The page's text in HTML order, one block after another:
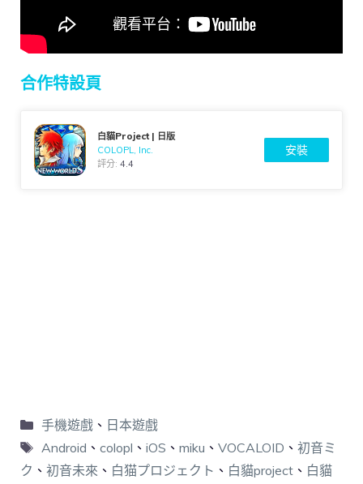
合作特設頁
白貓Project | 日版
COLOPL, Inc.
評分:4.4
安裝
手機遊戲、 日本遊戲
Android 、 colopl 、 iOS 、 miku 、 VOCALOID 、 初音ミ
ク 、 初音未來 、 白猫プロジェクト 、 白貓project 、 白貓